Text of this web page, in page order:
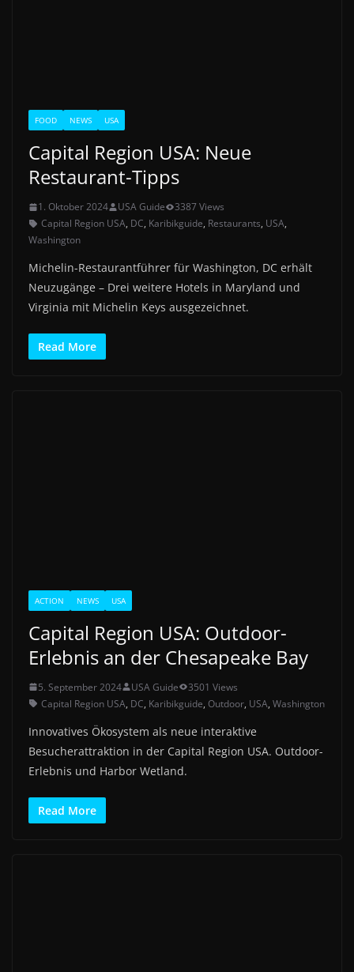
FOOD NEWS USA
Capital Region USA: Neue
Restaurant-Tipps
1. Oktober 2024 USA Guide
3387 Views
Capital Region USA, DC, Karibikguide, Restaurants, USA,
Washington
Michelin-Restaurantführer für Washington, DC erhält
Neuzugänge – Drei weitere Hotels in Maryland und
Virginia mit Michelin Keys ausgezeichnet.
Read More
ACTION NEWS USA
Capital Region USA: Outdoor-
Erlebnis an der Chesapeake Bay
5. September 2024 USA Guide
3501 Views
Capital Region USA, DC, Karibikguide, Outdoor, USA, Washington
Innovatives Ökosystem als neue interaktive
Besucherattraktion in der Capital Region USA. Outdoor-
Erlebnis und Harbor Wetland.
Read More